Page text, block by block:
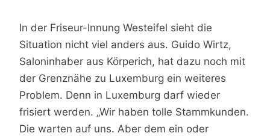
In der Friseur-Innung Westeifel sieht die
Situation nicht viel anders aus. Guido Wirtz,
Saloninhaber aus Körperich, hat dazu noch mit
der Grenznähe zu Luxemburg ein weiteres
Problem. Denn in Luxemburg darf wieder
frisiert werden. „Wir haben tolle Stammkunden.
Die warten auf uns. Aber dem ein oder